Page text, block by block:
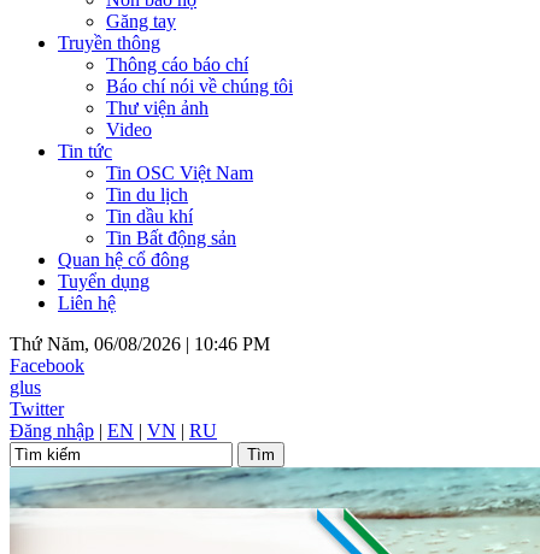
Găng tay
Truyền thông
Thông cáo báo chí
Báo chí nói về chúng tôi
Thư viện ảnh
Video
Tin tức
Tin OSC Việt Nam
Tin du lịch
Tin dầu khí
Tin Bất động sản
Quan hệ cổ đông
Tuyển dụng
Liên hệ
Thứ Năm, 06/08/2026 | 10:46 PM
Facebook
glus
Twitter
Đăng nhập | EN | VN | RU